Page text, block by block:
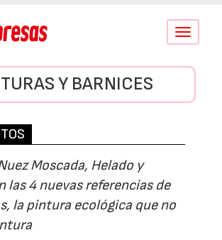
Conmutar
Y BARNICES
Moscada, Helado y
las 4 nuevas referencias de
la pintura ecológica que no